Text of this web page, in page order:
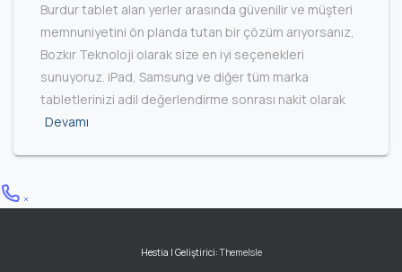
Burdur tablet alan yerler arasında güvenilir ve müşteri
memnuniyetini ön planda tutan bir çözüm arıyorsanız,
Bozkır Teknoloji olarak size en iyi seçenekleri
sunuyoruz. iPad, Samsung ve diğer tüm marka
tabletlerinizi adil değerlendirme sonrası nakit olarak
Devamı
Hestia | Geliştirici:ThemeIsle